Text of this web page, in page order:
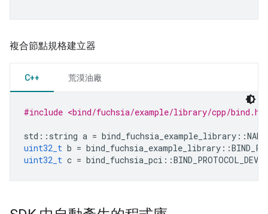
複合節點規格建立器
C++ 荒漠油廠
#include <bind/fuchsia/example/library/cpp/bind.h>
std :: string a = bind_fuchsia_example_library ::NAME
uint32_t b = bind_fuchsia_example_library ::
uint32_t c = bind_fuchsia_pci ::